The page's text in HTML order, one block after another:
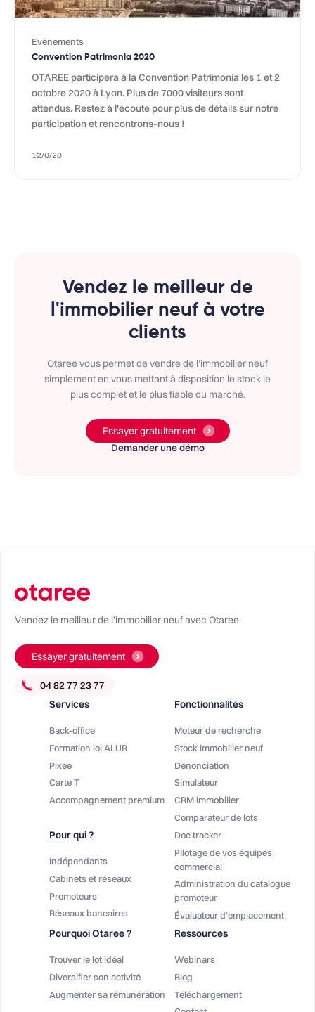
Evénements
Convention Patrimonia 2020
OTAREE participera à la Convention Patrimonia les 1 et 2
octobre 2020 à Lyon. Plus de 7000 visiteurs sont
attendus. Restez à l'écoute pour plus de détails sur notre
participation et rencontrons-nous !
12/6/20
Vendez le meilleur de
l'immobilier neuf à votre
clients
Otaree vous permet de vendre de l’immobilier neuf
simplement en vous mettant à disposition le stock le
plus complet et le plus fiable du marché.
Essayer gratuitement
Demander une démo
Vendez le meilleur de l’immobilier neuf avec Otaree
Essayer gratuitement
Services
Back-office
Formation loi ALUR
Pixee
Carte T
Accompagnement premium
Pour qui ?
Indépendants
Cabinets et réseaux
Promoteurs
Réseaux bancaires
Fonctionnalités
Moteur de recherche
Stock immobilier neuf
Dénonciation
Simulateur
CRM immobilier
Comparateur de lots
Doc tracker
PIlotage de vos équipes
commercial
Administration du catalogue
promoteur
Évaluateur d'emplacement
Pourquoi Otaree ?
Trouver le lot idéal
Diversifier son activité
Augmenter sa rémunération
Ressources
Webinars
Blog
Téléchargement